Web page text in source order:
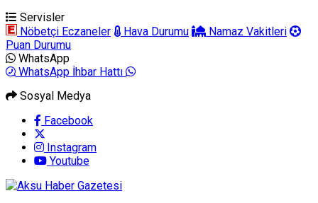
Servisler
Nöbetçi Eczaneler
Hava Durumu
Namaz Vakitleri
Puan Durumu
WhatsApp
WhatsApp İhbar Hattı
Sosyal Medya
Facebook
Instagram
Youtube